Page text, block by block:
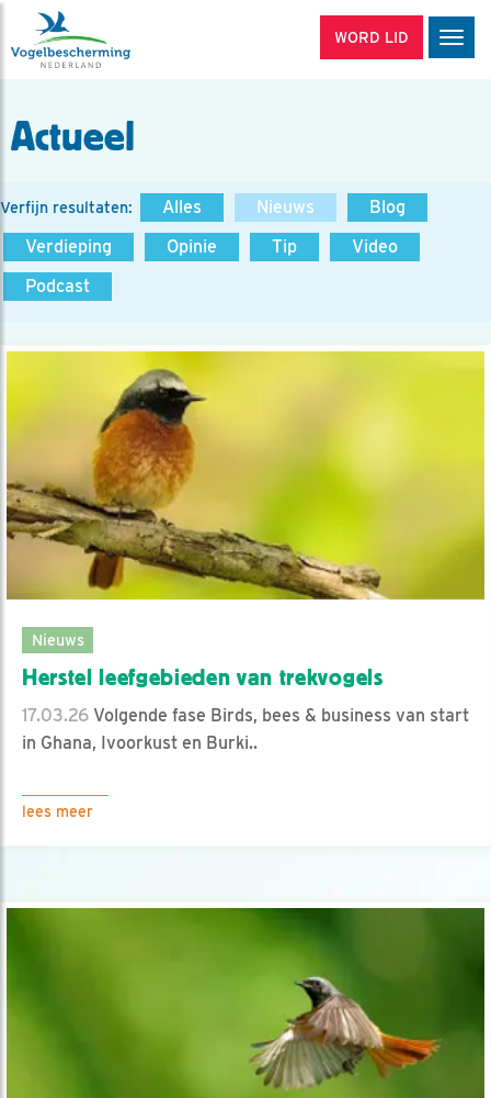
WORD LID
Actueel
Verfijn resultaten: Alles Nieuws
Blog
Verdieping
Opinie Tip
Video
Podcast
Nieuws
Herstel leefgebieden van trekvogels
17.03.26 Volgende fase Birds, bees & business van start
in Ghana, Ivoorkust en Burki..
lees meer